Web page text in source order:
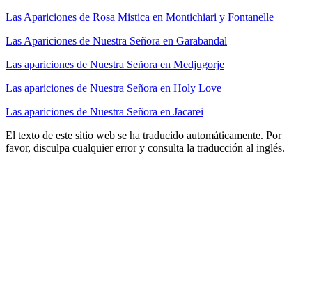
Las Apariciones de Rosa Mistica en Montichiari y Fontanelle
Las Apariciones de Nuestra Señora en Garabandal
Las apariciones de Nuestra Señora en Medjugorje
Las apariciones de Nuestra Señora en Holy Love
Las apariciones de Nuestra Señora en Jacarei
El texto de este sitio web se ha traducido automáticamente. Por
favor, disculpa cualquier error y consulta la traducción al inglés.